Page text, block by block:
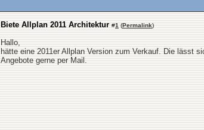
Biete Allplan 2011 Architektur #1 (Permalink)
Hallo,
hätte eine 2011er Allplan Version zum Verkauf. Die lässt
Angebote gerne per Mail.